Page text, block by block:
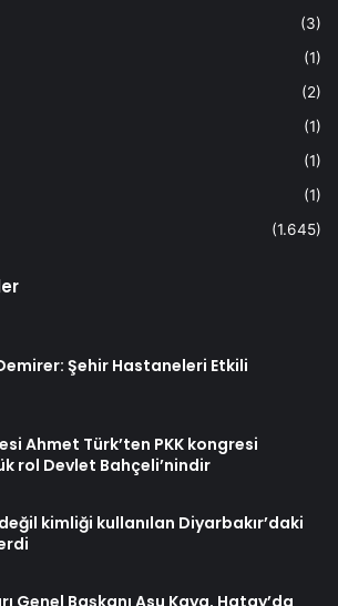
(3)
(1)
(2)
(1)
(1)
(1)
(1.645)
Şehir Hastaneleri Etkili
Ahmet Türk’ten PKK kongresi
rol Devlet Bahçeli’nindir
kimliği kullanılan Diyarbakır’daki